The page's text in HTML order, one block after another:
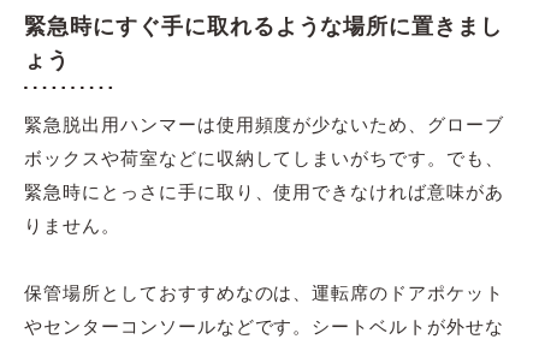
緊急時にすぐ手に取れるような場所に置きまし
ょう
緊急脱出用ハンマーは使用頻度が少ないため、グローブ
ボックスや荷室などに収納してしまいがちです。でも、
緊急時にとっさに手に取り、使用できなければ意味があ
りません。
保管場所としておすすめなのは、運転席のドアポケット
やセンターコンソールなどです。シートベルトが外せな